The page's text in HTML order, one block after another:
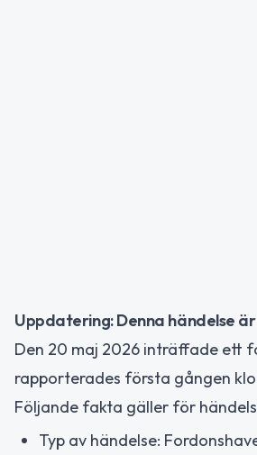
Uppdatering: Denna händelse
Den 20 maj 2026 inträffade ett
rapporterades första gången
Följande fakta gäller för
Typ av händelse: